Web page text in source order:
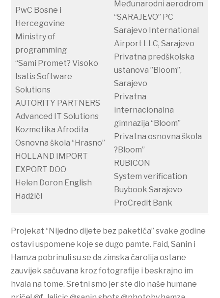
PwC Bosne i
Hercegovine
Ministry of
programming
“Sami Promet? Visoko
Isatis Software
Solutions
AUTORITY PARTNERS
Advanced IT Solutions
Kozmetika Afrodita
Osnovna škola “Hrasno”
HOLLAND IMPORT
EXPORT DOO
Helen Doron English
Hadžići
Međunarodni aerodrom
“SARAJEVO” PC
Sarajevo International
Airport LLC, Sarajevo
Privatna predškolska
ustanova ”Bloom”,
Sarajevo
Privatna
internacionalna
gimnazija “Bloom”
Privatna osnovna škola
?Bloom”
RUBICON
System verification
Buybook Sarajevo
ProCredit Bank
Projekat “Nijedno dijete bez paketića” svake godine
ostavi uspomene koje se dugo pamte. Faid, Sanin i
Hamza pobrinuli su se da zimska čarolija ostane
zauvijek sačuvana kroz fotografije i beskrajno im
hvala na tome. Sretni smo jer ste dio naše humane